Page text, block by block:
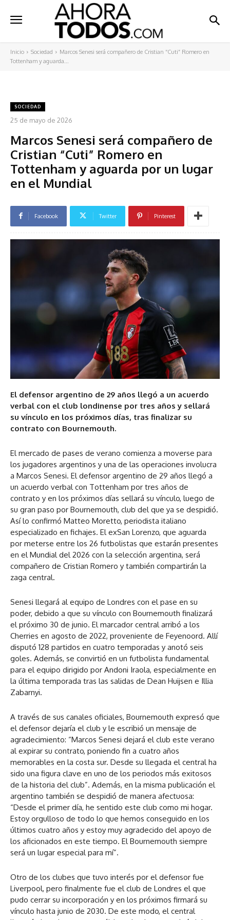
Inicio Sociedad
Marcos Senesi será compañero de Cristian “Cuti” Romero en
Tottenham y aguarda...
SOCIEDAD
25 de mayo de 2026
Marcos Senesi será compañero de
Cristian “Cuti” Romero en
Tottenham y aguarda por un lugar
en el Mundial
Facebook Twitter Pinterest
El defensor argentino de 29 años llegó a un acuerdo
verbal con el club londinense por tres años y sellará
su vínculo en los próximos días, tras finalizar su
contrato con Bournemouth.
El mercado de pases de verano comienza a moverse para
los jugadores argentinos y una de las operaciones involucra
a Marcos Senesi. El defensor argentino de 29 años llegó a
un acuerdo verbal con Tottenham por tres años de
contrato y en los próximos días sellará su vínculo, luego de
su gran paso por Bournemouth, club del que ya se despidió.
Así lo confirmó Matteo Moretto, periodista italiano
especializado en fichajes. El exSan Lorenzo, que aguarda
por meterse entre los 26 futbolistas que estarán presentes
en el Mundial del 2026 con la selección argentina, será
compañero de Cristian Romero y también compartirán la
zaga central.
Senesi llegará al equipo de Londres con el pase en su
poder, debido a que su vínculo con Bournemouth finalizará
el próximo 30 de junio. El marcador central arribó a los
Cherries en agosto de 2022, proveniente de Feyenoord. Allí
disputó 128 partidos en cuatro temporadas y anotó seis
goles. Además, se convirtió en un futbolista fundamental
para el equipo dirigido por Andoni Iraola, especialmente en
la última temporada tras las salidas de Dean Huijsen e Illia
Zabarnyi.
A través de sus canales oficiales, Bournemouth expresó que
el defensor dejaría el club y le escribió un mensaje de
agradecimiento: “Marcos Senesi dejará el club este verano
al expirar su contrato, poniendo fin a cuatro años
memorables en la costa sur. Desde su llegada el central ha
sido una figura clave en uno de los periodos más exitosos
de la historia del club”. Además, en la misma publicación el
argentino también se despidió de manera afectuosa:
“Desde el primer día, he sentido este club como mi hogar.
Estoy orgulloso de todo lo que hemos conseguido en los
últimos cuatro años y estoy muy agradecido del apoyo de
los aficionados en este tiempo. El Bournemouth siempre
será un lugar especial para mí”.
Otro de los clubes que tuvo interés por el defensor fue
Liverpool, pero finalmente fue el club de Londres el que
pudo cerrar su incorporación y en los próximos firmará su
vínculo hasta junio de 2030. De este modo, el central